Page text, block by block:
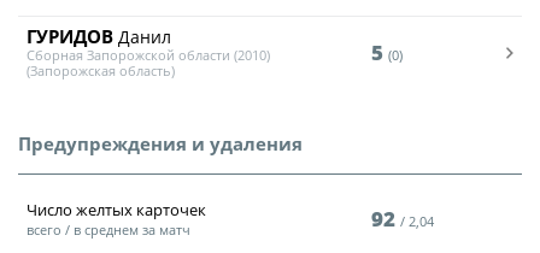
ГУРИДОВ Данил
Сборная Запорожской области (2010)
(Запорожская область)
5 (0)
Предупреждения и удаления
Число желтых карточек
всего / в среднем за матч 92 2,04